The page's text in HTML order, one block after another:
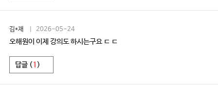
김*재 | 2026-05-24
오해원이 이제 강의도 하시는구요 ㄷ ㄷ
답글 (1 )